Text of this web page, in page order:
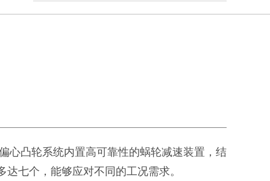
心凸轮系统内置高可靠性的蜗轮减速装置，结
七个，能够应对不同的工况需求。